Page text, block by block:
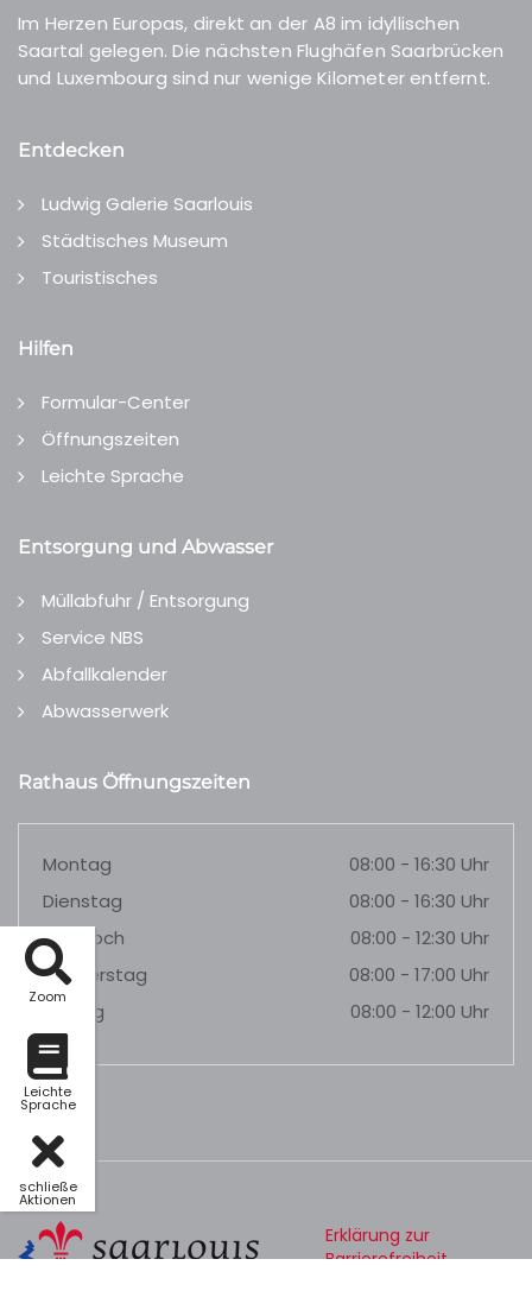
Zoom
Leichte
Sprache
schließe
Aktionen
Im Herzen Europas, direkt an der A8 im idyllischen
Saartal gelegen. Die nächsten Flughäfen Saarbrücken
und Luxembourg sind nur wenige Kilometer entfernt.
Entdecken
Ludwig Galerie Saarlouis
Städtisches Museum
Touristisches
Hilfen
Formular-Center
Öffnungszeiten
Leichte Sprache
Entsorgung und Abwasser
Müllabfuhr / Entsorgung
Service NBS
Abfallkalender
Abwasserwerk
Rathaus Öffnungszeiten
Montag
08:00 - 16:30 Uhr
Dienstag
08:00 - 16:30 Uhr
Mittwoch
08:00 - 12:30 Uhr
Donnerstag
08:00 - 17:00 Uhr
Freitag
08:00 - 12:00 Uhr
Erklärung zur
Barrierefreiheit